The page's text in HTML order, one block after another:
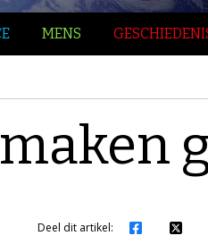
MENS
Deel dit artikel: